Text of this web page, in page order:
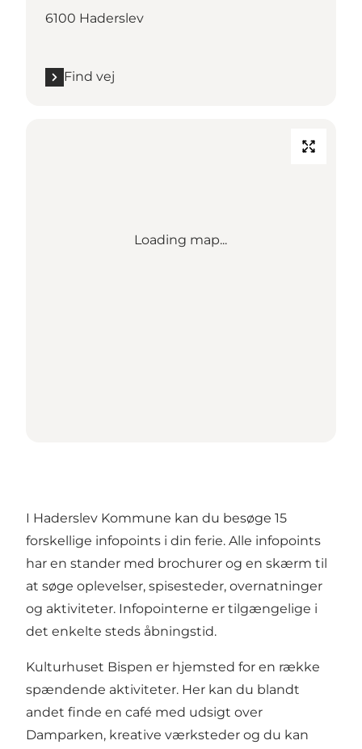
6100 Haderslev
Find vej
Loading map...
I Haderslev Kommune kan du besøge 15
forskellige infopoints i din ferie. Alle infopoints
har en stander med brochurer og en skærm til
at søge oplevelser, spisesteder, overnatninger
og aktiviteter. Infopointerne er tilgængelige i
det enkelte steds åbningstid.
Kulturhuset Bispen er hjemsted for en række
spændende aktiviteter. Her kan du blandt
andet finde en café med udsigt over
Damparken, kreative værksteder og du kan